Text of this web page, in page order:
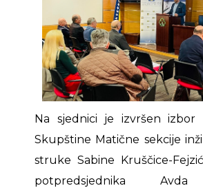
Na sjednici je izvršen izbor
Skupštine Matične sekcije
struke Sabine Kruščice-
potpredsjednika Avda